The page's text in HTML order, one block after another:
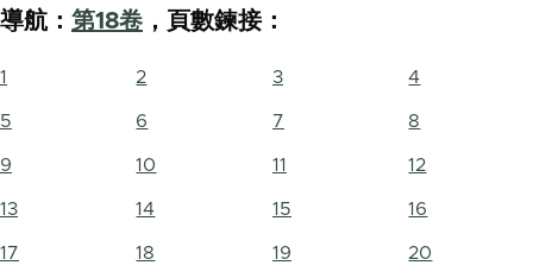
導航： 第18卷 ，頁數鍊接：
1 2 3 4
5 6 7 8
9 10 11 12
13 14 15 16
17 18 19 20